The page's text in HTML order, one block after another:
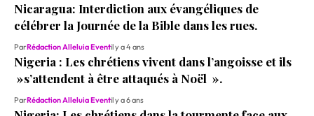
Nicaragua: Interdiction aux évangéliques de
célébrer la Journée de la Bible dans les rues.
ParRédaction Alleluia Eventil y a 4 ans
Nigeria : Les chrétiens vivent dans l’angoisse et ils
»s’attendent à être attaqués à Noël ».
ParRédaction Alleluia Eventil y a 6 ans